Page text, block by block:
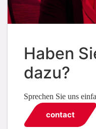
Haben
dazu?
Sprechen Sie uns
contact